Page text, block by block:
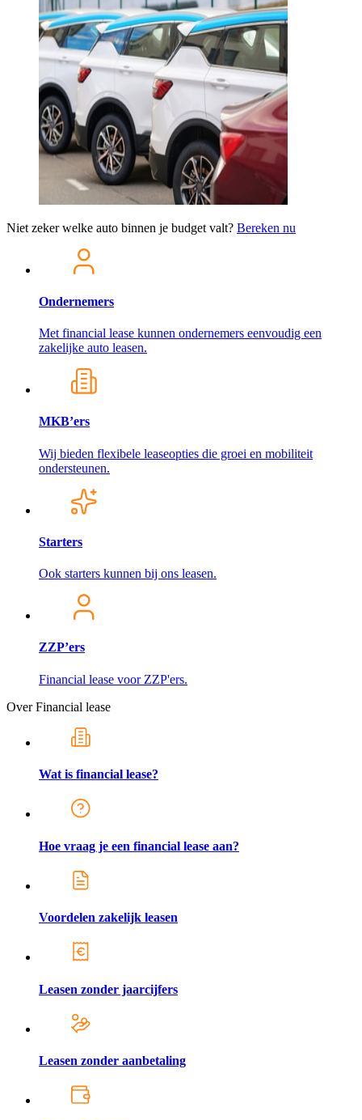
Niet zeker welke auto binnen je budget valt? Bereken nu
Ondernemers
Met financial lease kunnen ondernemers eenvoudig een
zakelijke auto leasen.
MKB’ers
Wij bieden flexibele leaseopties die groei en mobiliteit
ondersteunen.
Starters
Ook starters kunnen bij ons leasen.
ZZP’ers
Financial lease voor ZZP'ers.
Over Financial lease
Wat is financial lease?
Hoe vraag je een financial lease aan?
Voordelen zakelijk leasen
Leasen zonder jaarcijfers
Leasen zonder aanbetaling